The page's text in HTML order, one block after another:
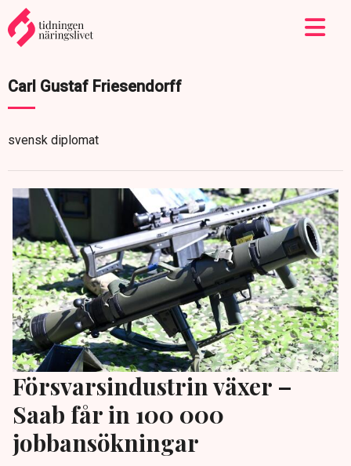
Carl Gustaf Friesendorff
svensk diplomat
Försvarsindustrin växer –
Saab får in 100 000
jobbansökningar